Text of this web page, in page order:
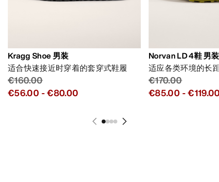
Kragg Shoe 男装
适合快速接近时穿着的套穿式鞋履
€160.00
€56.00 -€80.00
Norvan LD 4鞋 男装
适应各类环境的长
€170.00
€85.00 -